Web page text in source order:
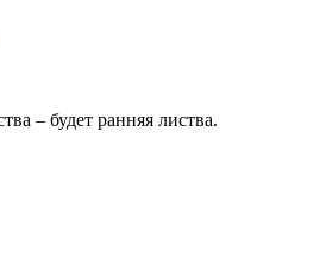
– будет ранняя листва.